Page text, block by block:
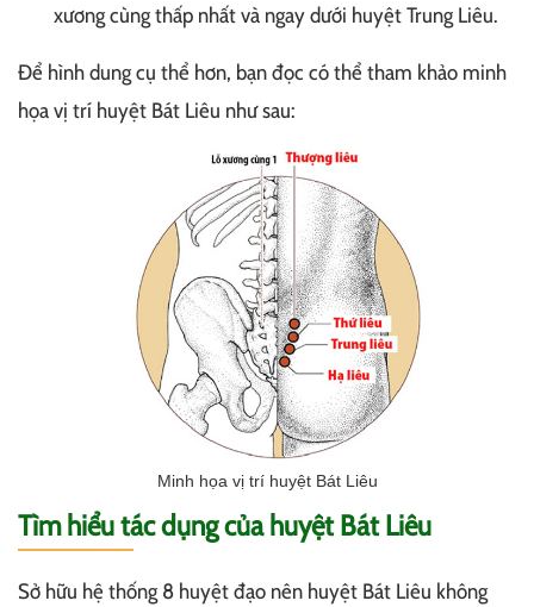
xương cùng thấp nhất và ngay dưới huyệt Trung Liêu.
Để hình dung cụ thể hơn, bạn đọc có thể tham khảo minh
họa vị trí huyệt Bát Liêu như sau:
Minh họa vị trí huyệt Bát Liêu
Tìm hiểu tác dụng của huyệt Bát Liêu
Sở hữu hệ thống 8 huyệt đạo nên huyệt Bát Liêu không